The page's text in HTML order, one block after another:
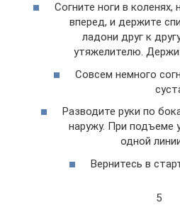
Согните ноги в коленях,
вперед, и держите
ладони друг к
утяжелителю.
Совсем немного
Разводите руки по
наружу. При подъеме
одной
Вернитесь в
5